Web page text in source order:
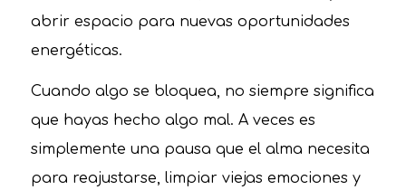
abrir espacio para nuevas oportunidades
energéticas.
Cuando algo se bloquea, no siempre significa
que hayas hecho algo mal. A veces es
simplemente una pausa que el alma necesita
para reajustarse, limpiar viejas emociones y